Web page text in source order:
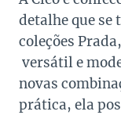
detalhe que
coleções
versátil e
novas
prática, ela